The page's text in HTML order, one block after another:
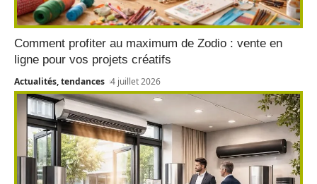
Comment profiter au maximum de Zodio : vente en
ligne pour vos projets créatifs
Actualités, tendances 4 juillet 2026